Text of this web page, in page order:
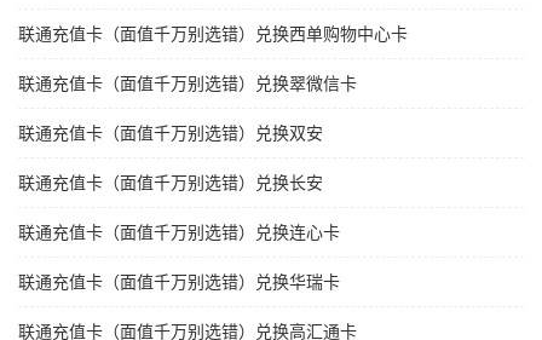
联通充值卡（面值千万别选错）兑换西单购物中心卡
联通充值卡（面值千万别选错）兑换翠微信卡
联通充值卡（面值千万别选错）兑换双安
联通充值卡（面值千万别选错）兑换长安
联通充值卡（面值千万别选错）兑换连心卡
联通充值卡（面值千万别选错）兑换华瑞卡
联通充值卡（面值千万别选错）兑换高汇通卡